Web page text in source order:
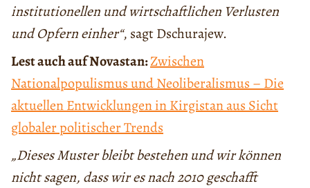
institutionellen und wirtschaftlichen Verlusten
und Opfern einher“, sagt Dschurajew.
Lest auch auf Novastan:Zwischen
Nationalpopulismus und Neoliberalismus – Die
aktuellen Entwicklungen in Kirgistan aus Sicht
globaler politischer Trends
„Dieses Muster bleibt bestehen und wir können
nicht sagen, dass wir es nach 2010 geschafft